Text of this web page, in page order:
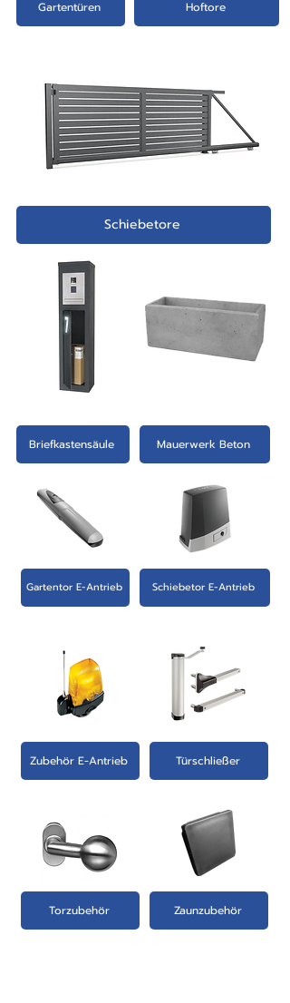
Details aus Ihrer Shop-Bestellung.
Unmittelbar nach Erhalt der
möglich.
Gartentüren Hoftore
Schiebetore
Briefkastensäule
Gartentor E-Antrieb
Zubehör E-Antrieb
Torzubehör
Mauerwerk Beton
Schiebetor E-Antrieb
Türschließer
Zaunzubehör